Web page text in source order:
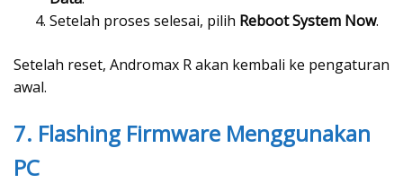
Setelah proses selesai, pilih Reboot System Now.
Setelah reset, Andromax R akan kembali ke pengaturan
awal.
7. Flashing Firmware Menggunakan
PC